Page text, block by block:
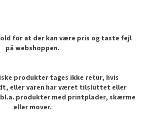
for at der kan være pris og taste fejl
på webshoppen.
produkter tages ikke retur, hvis
eller varen har været tilsluttet eller
produkter med printplader, skærme
eller mover.